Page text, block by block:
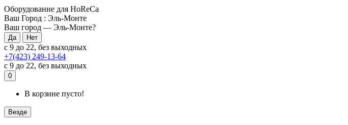
Оборудование для HoReCa
Ваш Город : Эль-Монте
Ваш город — Эль-Монте?
с 9 до 22, без выходных
+7(423) 249-13-64
с 9 до 22, без выходных
0
В корзине пусто!
Везде